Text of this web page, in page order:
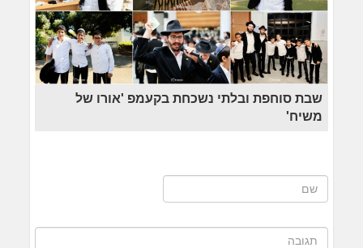
שבת סוחפת ובלתי נשכחת בקעמפ 'אורו של
משיח'